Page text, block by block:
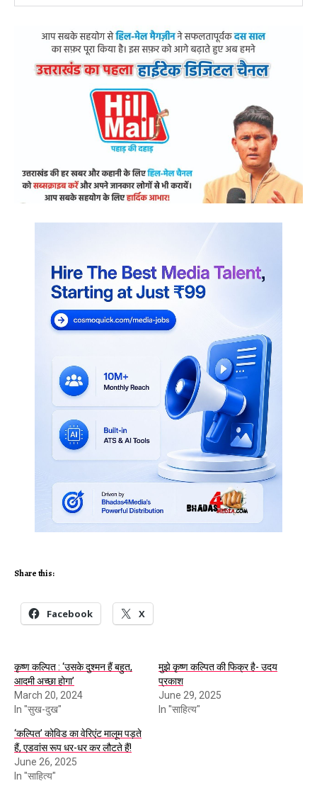
Share this:
Facebook X
कृष्ण कल्पित : ‘उसके दुश्मन हैं बहुत,
आदमी अच्छा होगा’
March 20, 2024
In "सुख-दुख"
मुझे कृष्ण कल्पित की फिक्र है- उदय
प्रकाश
June 29, 2025
In "साहित्य"
‘कल्पित’ कोविड का वेरिएंट मालूम पड़ते
हैं, एडवांस रूप धर-धर कर लौटते हैं!
June 26, 2025
In "साहित्य"